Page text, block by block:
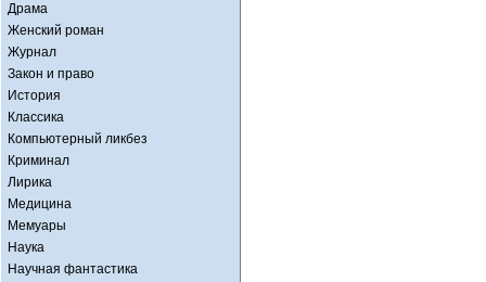
Драма
Женский роман
Журнал
Закон и право
История
Классика
Компьютерный ликбез
Криминал
Лирика
Медицина
Мемуары
Наука
Научная фантастика